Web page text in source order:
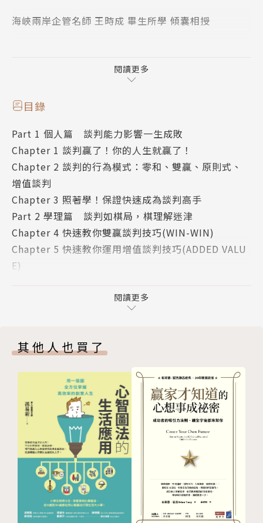
海峽兩岸企管名師 王時成 畢生所學 傾囊相授
採購、銷售、法律等糾紛不斷，本書蒐集許多談判名家
案例，教你智慧地思考問題、運用靈活手腕化解衝突解
決問題。
書籍內容兼顧學理、實用性、完整性，具備易讀、易
懂、易學、易用四大特色，適合自學，或是作為企業培
育談判人才的首選訓練教材。
本書共分5篇12章，系統化完整的教導談判博奕觀念、
心態、策略、技巧。
【個人篇】重點在強化心理建設、培養卓越觀念、提高
走上談判桌的信心。
【戰術篇】教你運用槓桿原理有效操作三大心理籌碼
【應用篇】指導新手與中級手如何準備談判，臨場反應
能力，輕鬆駕馭談判。
本書另一重點特色：運用國際案例、實戰案例、趣味案
例等，除了啟發學習者的創意 思維，還能證明談判這
一門學問的魅力與價值。
觀察社會上、商場上擅長談判者都是贏家，擅長談判者
往往都成為團隊領導者，組織高端管理者。談判不僅僅
閱讀更多
目錄
Part 1 個人篇 談判能力影響一生成敗
Chapter 1 談判贏了！你的人生就贏了！
Chapter 2 談判的行為模式：零和、雙贏、原則式、
增值談判
Chapter 3 照著學！保證快速成為談判高手
Part 2 學理篇 談判如棋局，棋理解迷津
Chapter 4 快速教你雙贏談判技巧(WIN-WIN)
Chapter 5 快速教你運用增值談判技巧(ADDED VALU
E)
Chapter 6 不懂「形勢理」不會製造籌碼，請你準備
時間工具
Chapter 9 權勢籌碼(POWER) 無所不在，不能說你沒
有籌碼
Part 4 戰術篇 三大心理籌碼(ICE)決定談判的結果
Chapter 10 槓桿原理：給我一個支點我可以舉起地球
Chapter 11 給與取（GIVE & TAKE）：交易謀略與分
配藝術
Part 5 應用篇
Chapter 12 談判新手上路3＋6
閱讀更多
其他人也買了